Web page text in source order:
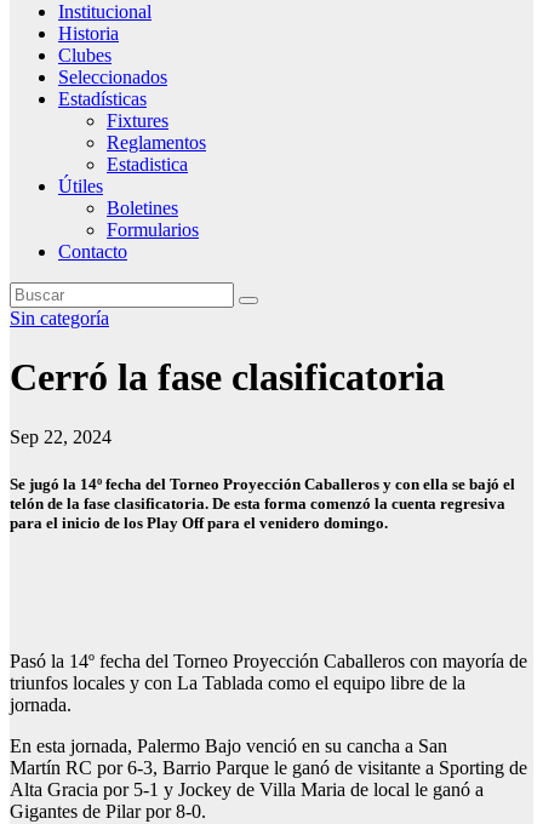
Institucional
Historia
Clubes
Seleccionados
Estadísticas
Fixtures
Reglamentos
Estadistica
Útiles
Boletines
Formularios
Contacto
Sin categoría
Cerró la fase clasificatoria
Sep 22, 2024
Se jugó la 14º fecha del Torneo Proyección Caballeros y con ella se bajó el
telón de la fase clasificatoria. De esta forma comenzó la cuenta regresiva
para el inicio de los Play Off para el venidero domingo.
Pasó la 14º fecha del Torneo Proyección Caballeros con mayoría de
triunfos locales y con La Tablada como el equipo libre de la
jornada.
En esta jornada, Palermo Bajo venció en su cancha a San
Martín RC por 6-3, Barrio Parque le ganó de visitante a Sporting de
Alta Gracia por 5-1 y Jockey de Villa Maria de local le ganó a
Gigantes de Pilar por 8-0.